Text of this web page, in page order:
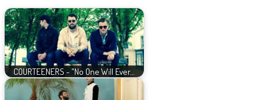
COURTEENERS - "No One Will Ever…